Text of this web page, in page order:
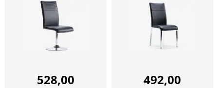
528,00 492,00